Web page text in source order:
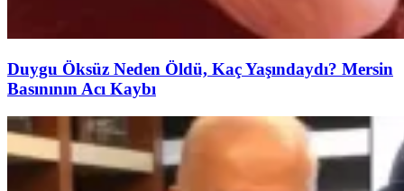
Duygu Öksüz Neden Öldü, Kaç Yaşındaydı? Mersin
Basınının Acı Kaybı